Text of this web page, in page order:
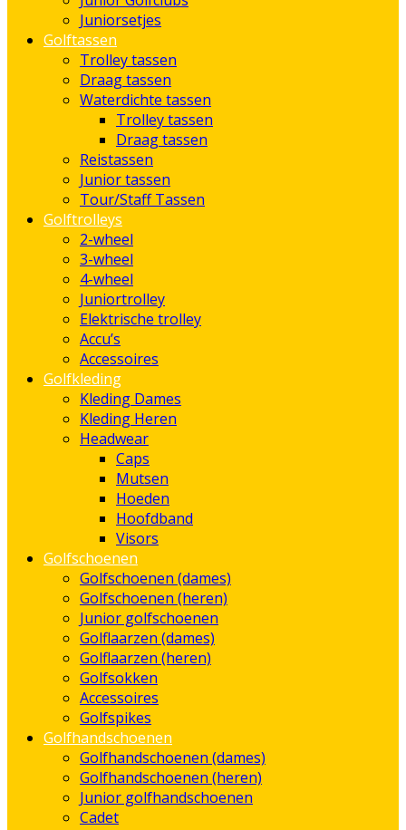
Juniorsetjes
Golftassen
Trolley tassen
Draag tassen
Waterdichte tassen
Trolley tassen
Draag tassen
Reistassen
Junior tassen
Tour/Staff Tassen
Golftrolleys
2-wheel
3-wheel
4-wheel
Juniortrolley
Elektrische trolley
Accu’s
Accessoires
Golfkleding
Kleding Dames
Kleding Heren
Headwear
Caps
Mutsen
Hoeden
Hoofdband
Visors
Golfschoenen
Golfschoenen (dames)
Golfschoenen (heren)
Junior golfschoenen
Golflaarzen (dames)
Golflaarzen (heren)
Golfsokken
Accessoires
Golfspikes
Golfhandschoenen
Golfhandschoenen (dames)
Golfhandschoenen (heren)
Junior golfhandschoenen
Cadet